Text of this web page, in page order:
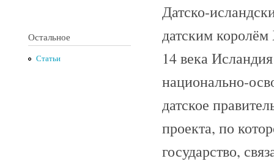
Остальное
Статьи
Датско-
датским
14 века
национально-
датское
проекта, по
государство,